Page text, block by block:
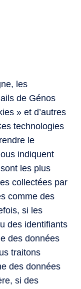
les
de Génos
» et d’autres
technologies
le
indiquent
les plus
collectées par
comme des
si les
des identifiants
des données
traitons
des données
si des